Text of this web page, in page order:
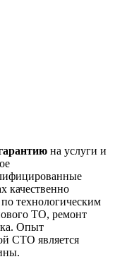
на услуги и
качественно
технологическим
ТО, ремонт
Опыт
СТО является